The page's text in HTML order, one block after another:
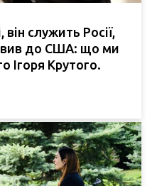
служить Росії,
до США: що ми
Ігоря Крутого.